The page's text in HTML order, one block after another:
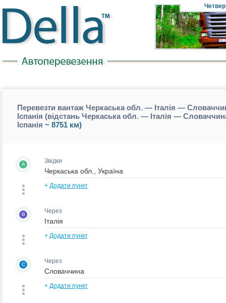
Четвер
Перевезти вантаж Черкаська обл. — Італія —
Іспанія (відстань Черкаська обл. — Італія —
Іспанія ~ 8751 км)
A Звідки
+ Додати пункт
B Через
+ Додати пункт
C Через
+ Додати пункт